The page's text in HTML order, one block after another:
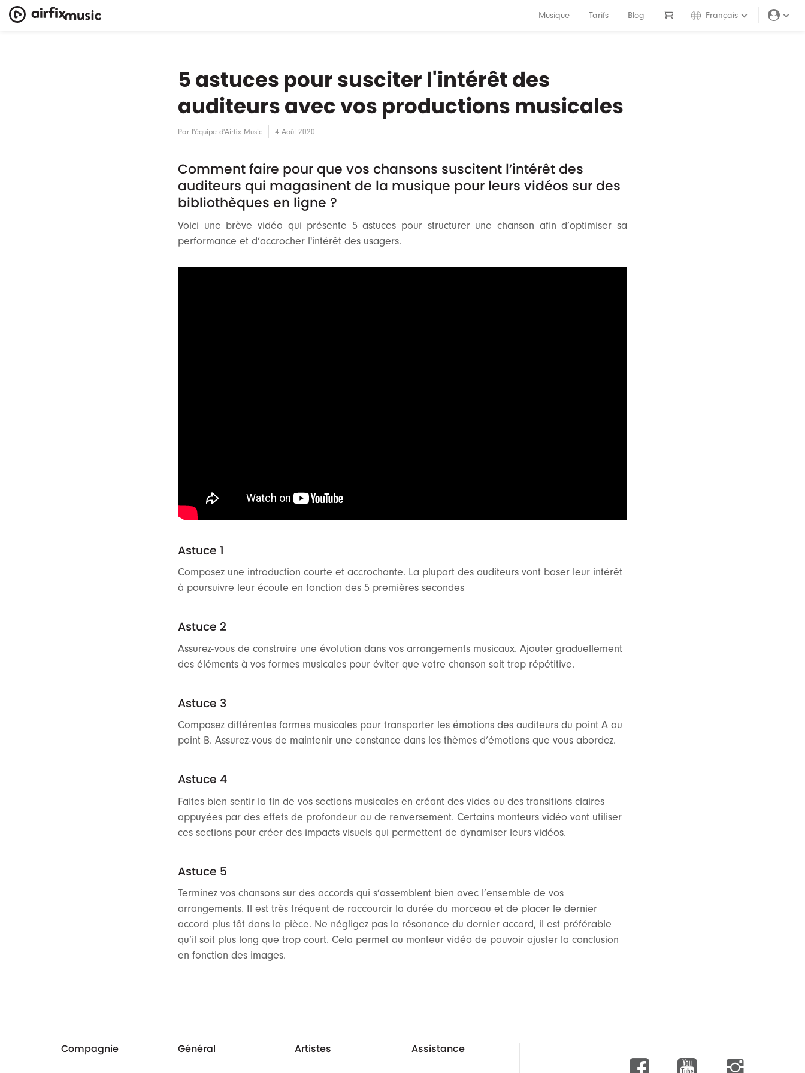
Musique Tarifs Blog Français
5 astuces pour susciter l'intérêt des
auditeurs avec vos productions musicales
Par l'équipe d'Airfix Music 4 Août 2020
Comment faire pour que vos chansons suscitent l’intérêt des
auditeurs qui magasinent de la musique pour leurs vidéos sur des
bibliothèques en ligne ?
Voici une brève vidéo qui présente 5 astuces pour structurer une chanson afin d’optimiser sa
performance et d’accrocher l'intérêt des usagers.
Astuce 1
Composez une introduction courte et accrochante. La plupart des auditeurs vont baser leur intérêt
à poursuivre leur écoute en fonction des 5 premières secondes
Astuce 2
Assurez-vous de construire une évolution dans vos arrangements musicaux. Ajouter graduellement
des éléments à vos formes musicales pour éviter que votre chanson soit trop répétitive.
Astuce 3
Composez différentes formes musicales pour transporter les émotions des auditeurs du point A au
point B. Assurez-vous de maintenir une constance dans les thèmes d’émotions que vous abordez.
Astuce 4
Faites bien sentir la fin de vos sections musicales en créant des vides ou des transitions claires
appuyées par des effets de profondeur ou de renversement. Certains monteurs vidéo vont utiliser
ces sections pour créer des impacts visuels qui permettent de dynamiser leurs vidéos.
Astuce 5
Terminez vos chansons sur des accords qui s’assemblent bien avec l’ensemble de vos
arrangements. Il est très fréquent de raccourcir la durée du morceau et de placer le dernier
accord plus tôt dans la pièce. Ne négligez pas la résonance du dernier accord, il est préférable
qu’il soit plus long que trop court. Cela permet au monteur vidéo de pouvoir ajuster la conclusion
en fonction des images.
Compagnie Général Artistes Assistance